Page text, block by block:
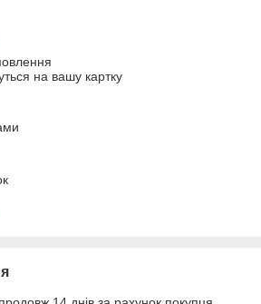
на вашу картку